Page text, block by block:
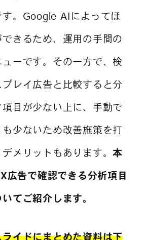
す。Google AIによってほ
きるため、運用の手間の
ーです。その一方で、検
レイ広告と比較すると分
目が少ない上に、手動で
少ないため改善施策を打
デメリットもあります。本
広告で確認できる分析項目
てご紹介します。
イドにまとめた資料は下